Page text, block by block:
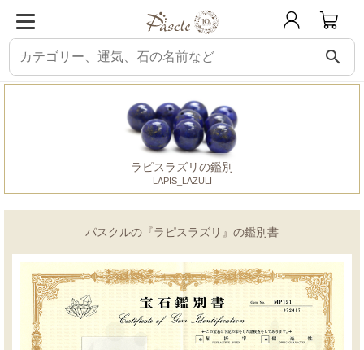
search
パスクル 鑑別書 ラピスラズリ
ラピスラズリの鑑別
LAPIS_LAZULI
パスクルの『ラピスラズリ』の鑑別書